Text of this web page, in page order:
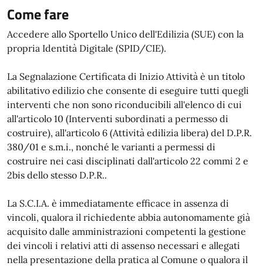
Come fare
Accedere allo Sportello Unico dell'Edilizia (SUE) con la
propria Identità Digitale (SPID/CIE).
La Segnalazione Certificata di Inizio Attività è un titolo
abilitativo edilizio che consente di eseguire tutti quegli
interventi che non sono riconducibili all'elenco di cui
all'articolo 10 (Interventi subordinati a permesso di
costruire), all'articolo 6 (Attività edilizia libera) del D.P.R.
380/01 e s.m.i., nonché le varianti a permessi di
costruire nei casi disciplinati dall'articolo 22 commi 2 e
2bis dello stesso D.P.R..
La S.C.I.A. è immediatamente efficace in assenza di
vincoli, qualora il richiedente abbia autonomamente già
acquisito dalle amministrazioni competenti la gestione
dei vincoli i relativi atti di assenso necessari e allegati
nella presentazione della pratica al Comune o qualora il